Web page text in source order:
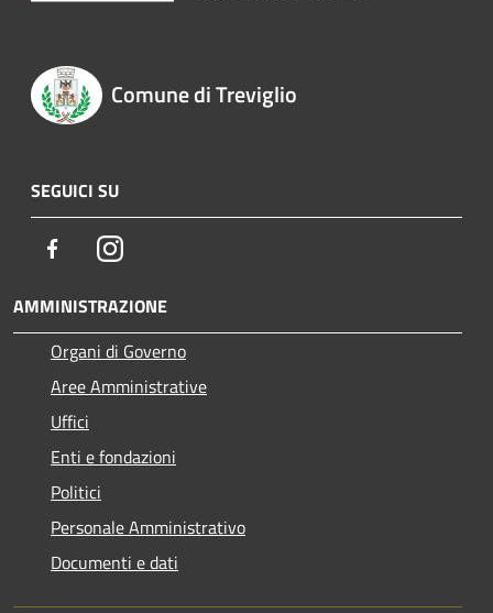
Comune di Treviglio
SEGUICI SU
FacebookInstagram
AMMINISTRAZIONE
Organi di Governo
Aree Amministrative
Uffici
Enti e fondazioni
Politici
Personale Amministrativo
Documenti e dati